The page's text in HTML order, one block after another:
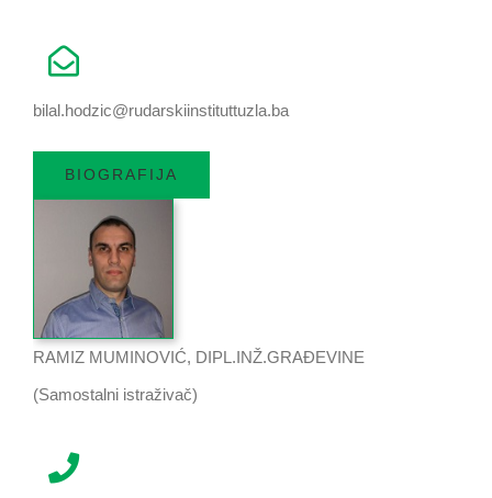
bilal.hodzic@rudarskiinstituttuzla.ba
BIOGRAFIJA
RAMIZ MUMINOVIĆ, DIPL.INŽ.GRAĐEVINE
(Samostalni istraživač)